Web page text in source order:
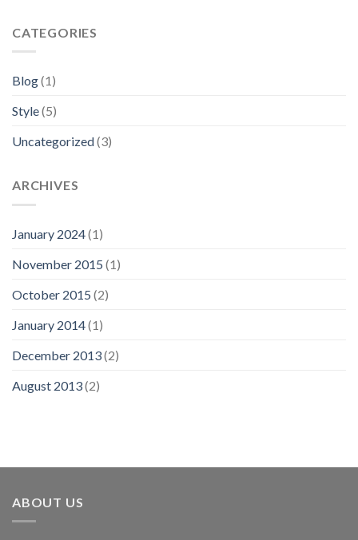
CATEGORIES
Blog(1)
Style(5)
Uncategorized(3)
ARCHIVES
January 2024(1)
November 2015 (1)
October 2015 (2)
January 2014(1)
December 2013(2)
August 2013(2)
ABOUT US